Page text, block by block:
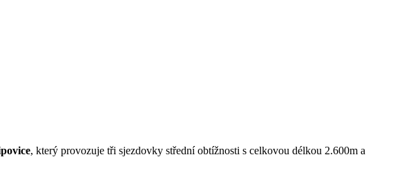
, který provozuje tři sjezdovky střední obtížnosti s celkovou délkou 2.600m a